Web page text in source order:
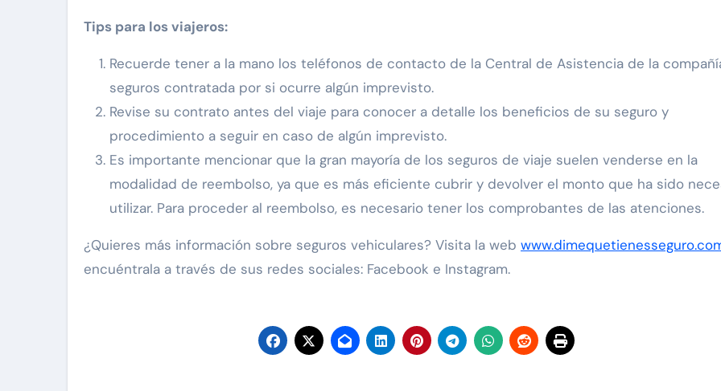
Tips para los viajeros:
Recuerde tener a la mano los teléfonos de contacto de la Central de Asistencia de la
seguros contratada por si ocurre algún imprevisto.
Revise su contrato antes del viaje para conocer a detalle los beneficios de su seguro y
procedimiento a seguir en caso de algún imprevisto.
Es importante mencionar que la gran mayoría de los seguros de viaje suelen venderse en la
modalidad de reembolso, ya que es más eficiente cubrir y devolver el monto que ha sido
utilizar. Para proceder al reembolso, es necesario tener los comprobantes de las atenciones.
¿Quieres más información sobre seguros vehiculares? Visita la web
encuéntrala a través de sus redes sociales: Facebook e Instagram.